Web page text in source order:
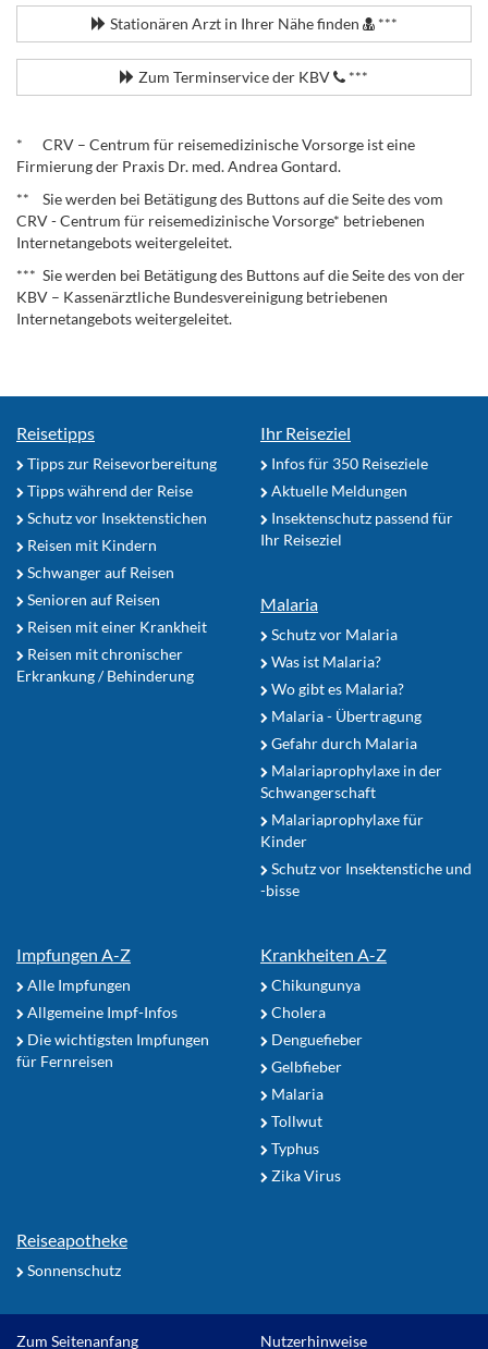
Stationären Arzt in Ihrer Nähe finden ***
Zum Terminservice der KBV ***
* CRV – Centrum für reisemedizinische Vorsorge ist eine
Firmierung der Praxis Dr. med. Andrea Gontard.
** Sie werden bei Betätigung des Buttons auf die Seite des vom
CRV - Centrum für reisemedizinische Vorsorge* betriebenen
Internetangebots weitergeleitet.
*** Sie werden bei Betätigung des Buttons auf die Seite des von der
KBV – Kassenärztliche Bundesvereinigung betriebenen
Internetangebots weitergeleitet.
Reisetipps
Tipps zur Reisevorbereitung
Tipps während der Reise
Schutz vor Insektenstichen
Reisen mit Kindern
Schwanger auf Reisen
Senioren auf Reisen
Reisen mit einer Krankheit
Reisen mit chronischer
Erkrankung / Behinderung
Ihr Reiseziel
Infos für 350 Reiseziele
Aktuelle Meldungen
Insektenschutz passend für
Ihr Reiseziel
Malaria
Schutz vor Malaria
Was ist Malaria?
Wo gibt es Malaria?
Malaria - Übertragung
Gefahr durch Malaria
Malariaprophylaxe in der
Schwangerschaft
Malariaprophylaxe für
Kinder
Schutz vor Insektenstiche und
-bisse
Impfungen A-Z
Alle Impfungen
Allgemeine Impf-Infos
Die wichtigsten Impfungen
für Fernreisen
Krankheiten A-Z
Chikungunya
Cholera
Denguefieber
Gelbfieber
Malaria
Tollwut
Typhus
Zika Virus
Reiseapotheke
Sonnenschutz
Zum Seitenanfang Nutzerhinweise